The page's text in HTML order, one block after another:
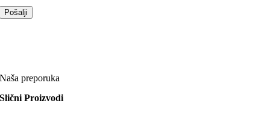
Naša preporuka
Slični Proizvodi